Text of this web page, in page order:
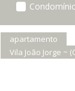
apartamento
Vila João Jorge ~